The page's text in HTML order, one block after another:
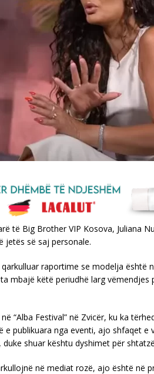
të Big Brother VIP Kosova, Juliana
jetës së saj personale.
raportime se modelja është
mbajë këtë periudhë larg vëmendjes
“Alba Festival” në Zvicër, ku ka
publikuara nga eventi, ajo shfaqet e
shuar kështu dyshimet për
në mediat rozë, ajo është në